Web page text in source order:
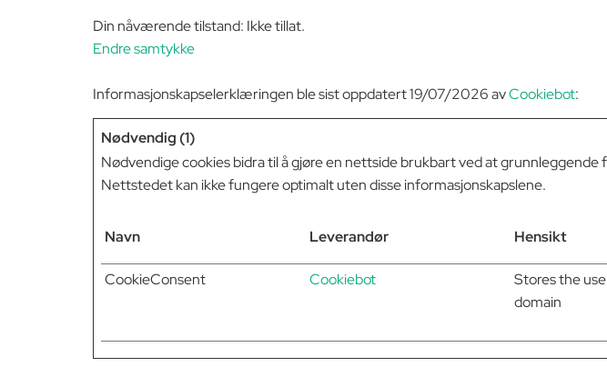
Din nåværende tilstand: Ikke tillat.
Endre samtykke
Informasjonskapselerklæringen ble sist oppdatert 19/07/2026 avCookiebot:
Nødvendig (1)
Nødvendige cookies bidra til å gjøre en nettside brukbart ved at
Nettstedet kan ikke fungere optimalt uten disse informasjonskapslene.
Navn Leverandør Hensikt
CookieConsent Cookiebot
Stores the
domain